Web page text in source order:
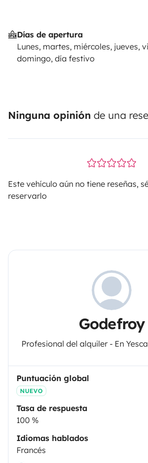
Días de apertura
Lunes, martes, miércoles, jueves,
domingo, día festivo
Ninguna opinión de una
Este vehículo aún no tiene reseñas,
reservarlo
Godefroy
Profesional del alquiler - En
Puntuación global
NUEVO
Tasa de respuesta
100 %
Idiomas hablados
Francés